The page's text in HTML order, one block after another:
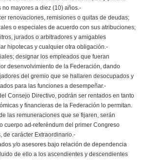
no mayores a diez (10) años.-
renovaciones, remisiones o quitas de deudas;
o especiales de acuerdo con sus atribuciones;
jurados o arbitradores y amigables
hipotecas y cualquier otra obligación.-
designar los empleados que fueran
desenvolvimiento de la Federación, dando
del gremio que se hallaren desocupados y
para las funciones a desempeñar.-
Consejo Directivo, podrán ser rentados en tanto
y financieras de la Federación lo permitan.
las remuneraciones que se fijaren, serán
cuerpo ad-referéndum del primer Congreso
de carácter Extraordinario.-
y/o asesores bajo relación de dependencia
de ello a los ascendientes y descendientes